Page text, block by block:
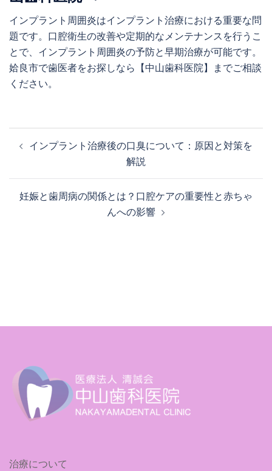
インプラント周囲炎はインプラント治療における重要な問
題です。口腔衛生の改善や定期的なメンテナンスを行うこ
とで、インプラント周囲炎の予防と早期治療が可能です。
姶良市で歯医者をお探しなら【中山歯科医院】までご相談
ください。
インプラント治療後の口臭について：原因と対策を
解説
妊娠と歯周病の関係とは？口腔ケアの重要性と赤ちゃ
んへの影響
治療について